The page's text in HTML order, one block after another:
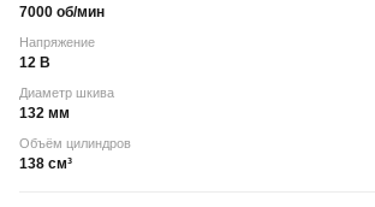
7000 об/мин
Напряжение
12 В
Диаметр шкива
132 мм
Объём цилиндров
138 см³